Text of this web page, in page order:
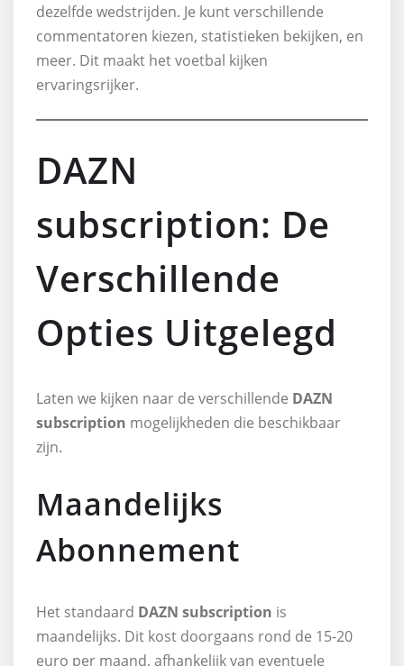
dezelfde wedstrijden. Je kunt verschillende
commentatoren kiezen, statistieken bekijken, en
meer. Dit maakt het voetbal kijken
ervaringsrijker.
DAZN
subscription: De
Verschillende
Opties Uitgelegd
Laten we kijken naar de verschillende DAZN
subscription mogelijkheden die beschikbaar
zijn.
Maandelijks
Abonnement
Het standaard DAZN subscription is
maandelijks. Dit kost doorgaans rond de 15-20
euro per maand, afhankelijk van eventuele